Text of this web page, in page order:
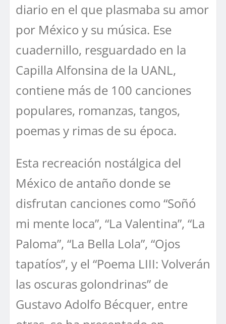
diario en el que plasmaba su amor
por México y su música. Ese
cuadernillo, resguardado en la
Capilla Alfonsina de la UANL,
contiene más de 100 canciones
populares, romanzas, tangos,
poemas y rimas de su época.
Esta recreación nostálgica del
México de antaño donde se
disfrutan canciones como “Soñó
mi mente loca”, “La Valentina”, “La
Paloma”, “La Bella Lola”, “Ojos
tapatíos”, y el “Poema LIII: Volverán
las oscuras golondrinas” de
Gustavo Adolfo Bécquer, entre